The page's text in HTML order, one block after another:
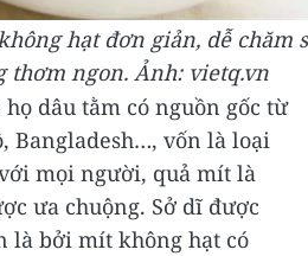
hạt đơn giản, dễ chăm
thơm ngon. Ảnh: vietq.vn
dâu tằm có nguồn gốc từ
Bangladesh…, vốn là loại
mọi người, quả mít là
ưa chuộng. Sở dĩ được
là bởi mít không hạt có